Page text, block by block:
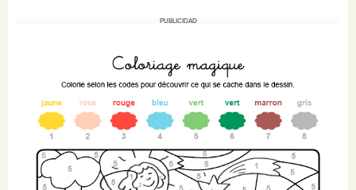
PUBLICIDAD